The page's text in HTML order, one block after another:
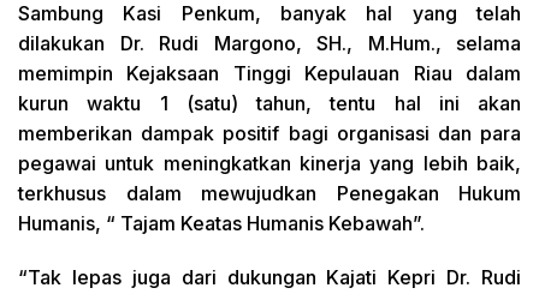
Sambung Kasi Penkum, banyak hal yang telah
dilakukan Dr. Rudi Margono, SH., M.Hum., selama
memimpin Kejaksaan Tinggi Kepulauan Riau dalam
kurun waktu 1 (satu) tahun, tentu hal ini akan
memberikan dampak positif bagi organisasi dan para
pegawai untuk meningkatkan kinerja yang lebih baik,
terkhusus dalam mewujudkan Penegakan Hukum
Humanis, “ Tajam Keatas Humanis Kebawah”.
“Tak lepas juga dari dukungan Kajati Kepri Dr. Rudi